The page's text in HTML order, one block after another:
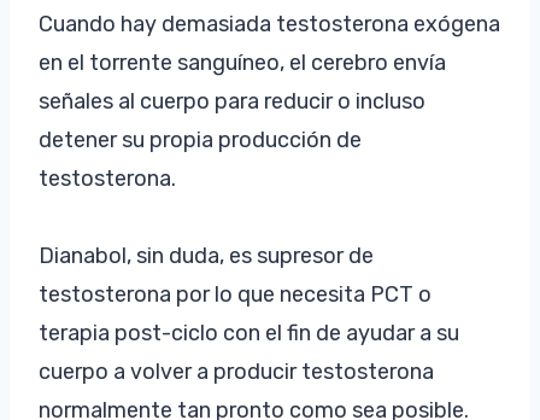
Cuando hay demasiada testosterona exógena
en el torrente sanguíneo, el cerebro envía
señales al cuerpo para reducir o incluso
detener su propia producción de
testosterona.
Dianabol, sin duda, es supresor de
testosterona por lo que necesita PCT o
terapia post-ciclo con el fin de ayudar a su
cuerpo a volver a producir testosterona
normalmente tan pronto como sea posible.